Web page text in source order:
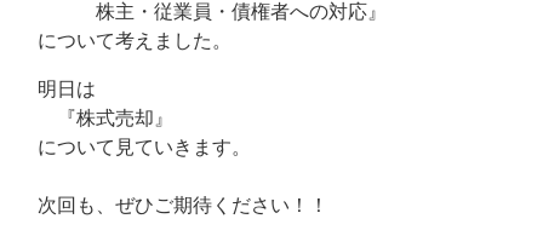
株主・従業員・債権者への対応』
について考えました。
明日は
『株式売却』
について見ていきます。
次回も、ぜひご期待ください！！